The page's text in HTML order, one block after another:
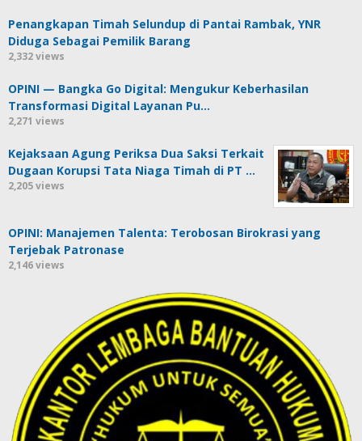
Penangkapan Timah Selundup di Pantai Rambak, YNR
Diduga Sebagai Pemilik Barang
2,332 views
OPINI — Bangka Go Digital: Mengukur Keberhasilan
Transformasi Digital Layanan Pu…
2,271 views
Kejaksaan Agung Periksa Dua Saksi Terkait
Dugaan Korupsi Tata Niaga Timah di PT …
2,205 views
OPINI: Manajemen Talenta: Terobosan Birokrasi yang
Terjebak Patronase
2,146 views